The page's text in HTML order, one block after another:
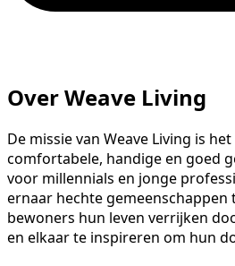
Over Weave Living
De missie van Weave Living is
comfortabele, handige en goed
voor millennials en jonge
ernaar hechte gemeenschappen
bewoners hun leven verrijken
en elkaar te inspireren om hun